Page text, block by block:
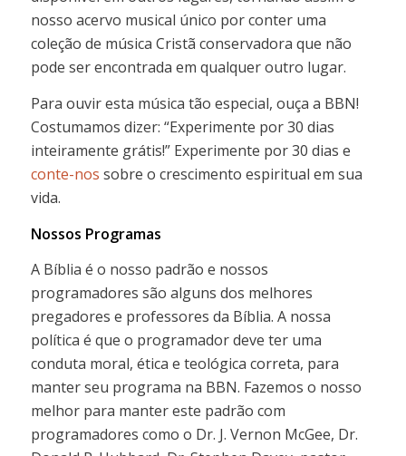
nosso acervo musical único por conter uma
coleção de música Cristã conservadora que não
pode ser encontrada em qualquer outro lugar.
Para ouvir esta música tão especial, ouça a BBN!
Costumamos dizer: “Experimente por 30 dias
inteiramente grátis!” Experimente por 30 dias e
conte-nos sobre o crescimento espiritual em sua
vida.
Nossos Programas
A Bíblia é o nosso padrão e nossos
programadores são alguns dos melhores
pregadores e professores da Bíblia. A nossa
política é que o programador deve ter uma
conduta moral, ética e teológica correta, para
manter seu programa na BBN. Fazemos o nosso
melhor para manter este padrão com
programadores como o Dr. J. Vernon McGee, Dr.